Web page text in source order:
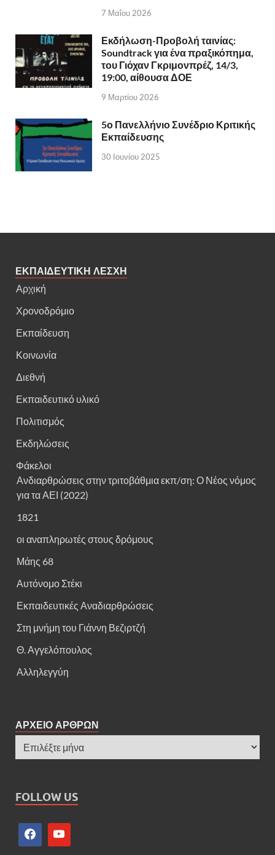
7 Μαΐου 2026
Εκδήλωση-Προβολή ταινίας:
Soundtrack για ένα πραξικόπημα,
του Γιόχαν Γκριμονπρέζ, 14/3,
19:00, αίθουσα ΔΟΕ
9 Μαρτίου 2026
5ο Πανελλήνιο Συνέδριο Κριτικής
Εκπαίδευσης
30 Ιουνίου 2025
ΕΚΠΑΙΔΕΥΤΙΚΗ ΛΕΣΧΗ
Αρχική
Χρονοδρόμιο
Εκπαίδευση
Κοινωνία
Διεθνή
Εκπαιδευτικό υλικό
Πολιτισμός
Εκδηλώσεις
Φάκελοι
Ανδιαρθρώσεις στην τριτοβάθμια εκπ/ση: Ο Νέος νόμος
για τα ΑΕΙ (2022)
1821
οι αναπληρωτές στους δρόμους
Μάης 68
Αυτόνομο Στέκι
Εκπαιδευτικές Αναδιαρθρώσεις
Στη μνήμη του Γιάννη Βεζιρτζή
Θ. Αγγελόπουλος
Αλληλεγγύη
ΑΡΧΕΙΟ ΑΡΘΡΩΝ
FOLLOW US